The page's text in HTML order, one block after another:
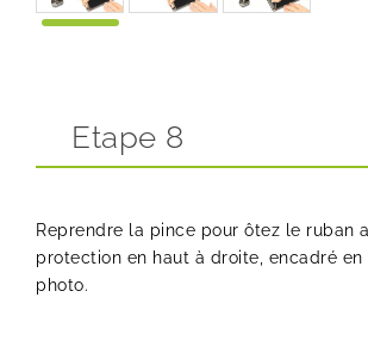
Etape 8
Reprendre la pince pour ôtez le ruban
protection en haut à droite, encadré en
photo.